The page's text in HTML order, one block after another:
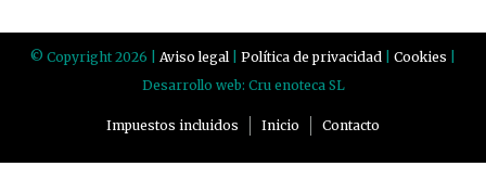
© Copyright 2026 | Aviso legal| Política de privacidad Cookies
Desarrollo web: Cru enoteca SL
Impuestos incluidos Inicio Contacto